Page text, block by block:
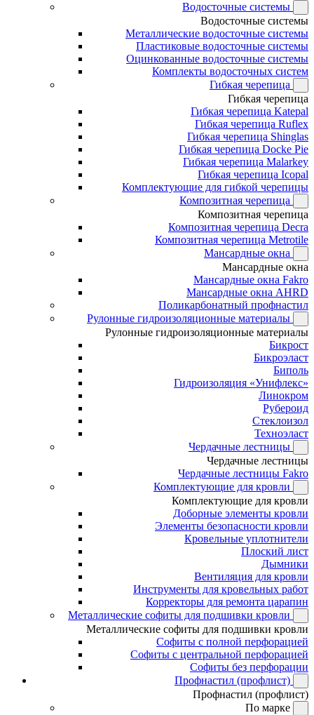
Водосточные системы
Водосточные системы
Металлические водосточные системы
Пластиковые водосточные системы
Оцинкованные водосточные системы
Комплекты водосточных систем
Гибкая черепица
Гибкая черепица
Гибкая черепица Katepal
Гибкая черепица Ruflex
Гибкая черепица Shinglas
Гибкая черепица Docke Pie
Гибкая черепица Malarkey
Гибкая черепица Icopal
Комплектующие для гибкой черепицы
Композитная черепица
Композитная черепица
Композитная черепица Decra
Композитная черепица Metrotile
Мансардные окна
Мансардные окна
Мансардные окна Fakro
Мансардные окна AHRD
Поликарбонатный профнастил
Рулонные гидроизоляционные материалы
Рулонные гидроизоляционные материалы
Бикрост
Бикроэласт
Биполь
Гидроизоляция «Унифлекс»
Линокром
Рубероид
Стеклоизол
Техноэласт
Чердачные лестницы
Чердачные лестницы
Чердачные лестницы Fakro
Комплектующие для кровли
Комплектующие для кровли
Доборные элементы кровли
Элементы безопасности кровли
Кровельные уплотнители
Плоский лист
Дымники
Вентиляция для кровли
Инструменты для кровельных работ
Корректоры для ремонта царапин
Металлические софиты для подшивки кровли
Металлические софиты для подшивки кровли
Софиты с полной перфорацией
Софиты с центральной перфорацией
Софиты без перфорации
Профнастил (профлист)
Профнастил (профлист)
По марке